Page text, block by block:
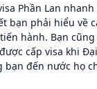
Phần Lan
bạn phải hiểu về
hành. Bạn
cấp visa khi
đến nước họ